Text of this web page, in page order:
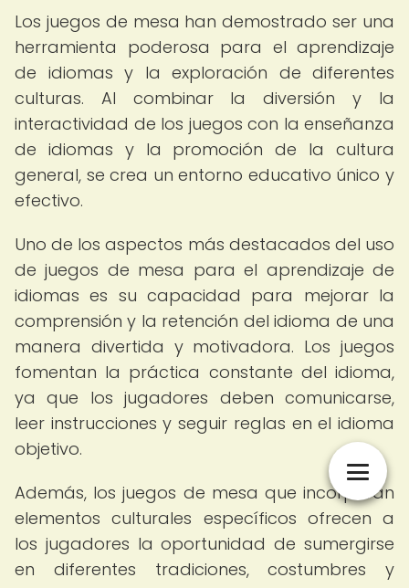
Los juegos de mesa han demostrado ser una
herramienta poderosa para el aprendizaje
de idiomas y la exploración de diferentes
culturas. Al combinar la diversión y la
interactividad de los juegos con la enseñanza
de idiomas y la promoción de la cultura
general, se crea un entorno educativo único y
efectivo.
Uno de los aspectos más destacados del uso
de juegos de mesa para el aprendizaje de
idiomas es su capacidad para mejorar la
comprensión y la retención del idioma de una
manera divertida y motivadora. Los juegos
fomentan la práctica constante del idioma,
ya que los jugadores deben comunicarse,
leer instrucciones y seguir reglas en el idioma
objetivo.
Además, los juegos de mesa que incorporan
elementos culturales específicos ofrecen a
los jugadores la oportunidad de sumergirse
en diferentes tradiciones, costumbres y